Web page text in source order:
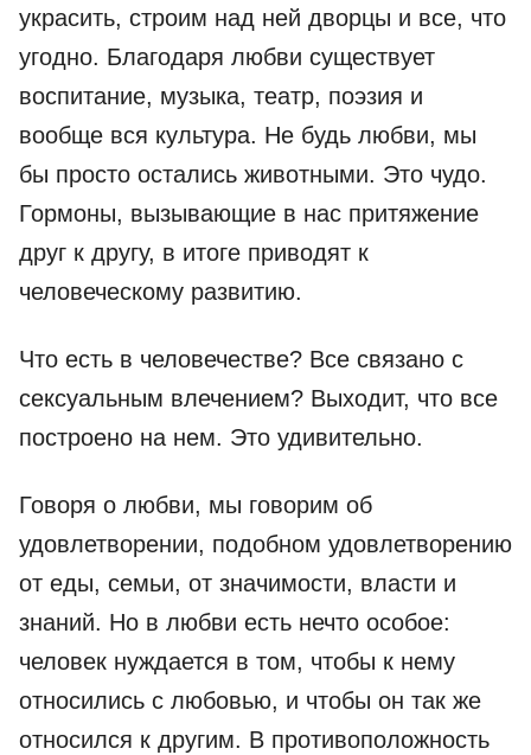
украсить, строим над ней дворцы и все, что
угодно. Благодаря любви существует
воспитание, музыка, театр, поэзия и
вообще вся культура. Не будь любви, мы
бы просто остались животными. Это чудо.
Гормоны, вызывающие в нас притяжение
друг к другу, в итоге приводят к
человеческому развитию.
Что есть в человечестве? Все связано с
сексуальным влечением? Выходит, что все
построено на нем. Это удивительно.
Говоря о любви, мы говорим об
удовлетворении, подобном удовлетворению
от еды, семьи, от значимости, власти и
знаний. Но в любви есть нечто особое:
человек нуждается в том, чтобы к нему
относились с любовью, и чтобы он так же
относился к другим. В противоположность